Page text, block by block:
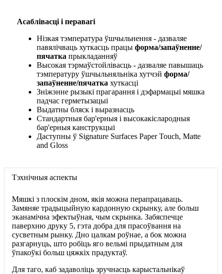
Асаблівасці і перавагі
Нізкая тэмпература ўшчыльнення - дазваляе
павялічваць хуткасць працы форма/запаўненне/
пячатка прыкладанняў
Высокая тэрмаўстойлівасць - дазваляе павышаць
тэмпературу ўшчыльняльніка хутчэй форма/
запаўненне/пячатка хуткасці
Зніжэнне рызыкі прагарання і дэфармацыі мяшка
падчас герметызацыі
Выдатны бляск і выразнасць
Стандартныя бар'ерныя і высокакіслародныя
бар'ерныя канструкцыі
Даступны ў Signature Surfaces Paper Touch, Matte
and Gloss
Тэхнічныя аспекты
Мяшкі з плоскім дном, якія можна перапрацаваць.
Замяняе традыцыйную кардонную скрынку, але больш
эканамічна эфектыўная, чым скрынка. Забяспечце
паверхню друку 5, гэта добра для прасоўвання на
сусветным рынку. Дно цалкам роўнае, а бок можна
разгарнуць, што робіць яго вельмі прыдатным для
ўпакоўкі больш цяжкіх прадуктаў.
Для таго, каб задаволіць зручнасць карыстальнікаў